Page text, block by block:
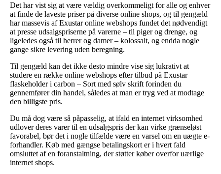
Det har vist sig at være vældig overkommeligt for alle og enhver
at finde de laveste priser på diverse online shops, og til gengæld
har massevis af Exustar online webshops fundet det nødvendigt
at presse udsalgspriserne på varerne – til piger og drenge, og
ligeledes også til herrer og damer – kolossalt, og endda nogle
gange sikre levering uden beregning.
Til gengæld kan det ikke desto mindre vise sig lukrativt at
studere en række online webshops efter tilbud på Exustar
flaskeholder i carbon – Sort med sølv skrift forinden du
gennemfører din handel, således at man er tryg ved at modtage
den billigste pris.
Du må dog være så påpasselig, at ifald en internet virksomhed
udlover deres varer til en udsalgspris der kan virke grænseløst
favorabel, bør det i nogle tilfælde være en varsel om en uægte e-
forhandler. Køb med gængse betalingskort er i hvert fald
omsluttet af en foranstaltning, der støtter køber overfor uærlige
internet shops.